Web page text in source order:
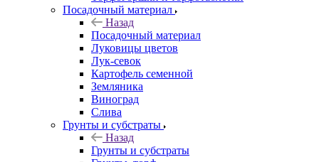
Посадочный материал
Назад
Посадочный материал
Луковицы цветов
Лук-севок
Картофель семенной
Земляника
Виноград
Слива
Грунты и субстраты
Назад
Грунты и субстраты